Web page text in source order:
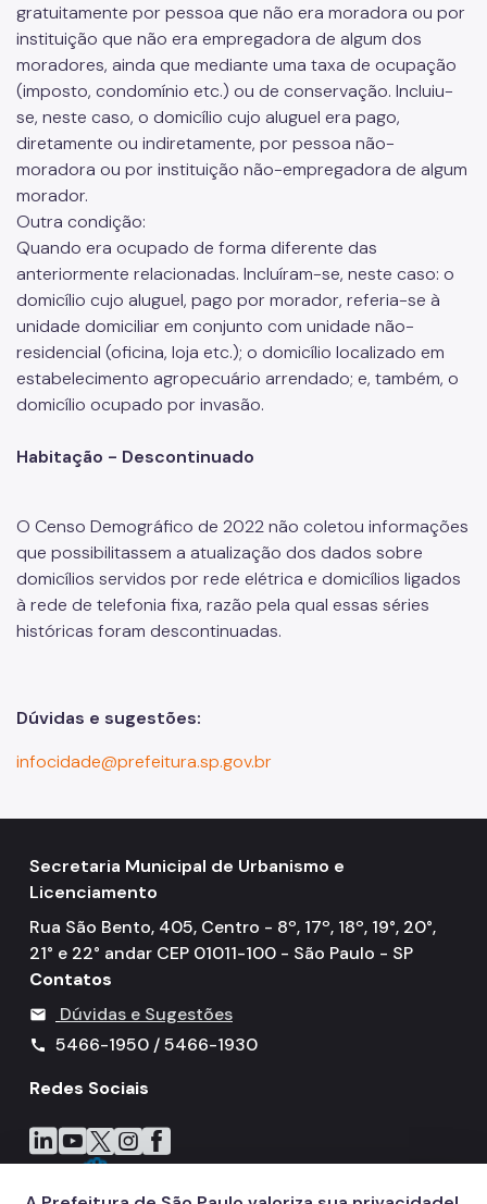
gratuitamente por pessoa que não era moradora ou por
instituição que não era empregadora de algum dos
moradores, ainda que mediante uma taxa de ocupação
(imposto, condomínio etc.) ou de conservação. Incluiu-
se, neste caso, o domicílio cujo aluguel era pago,
diretamente ou indiretamente, por pessoa não-
moradora ou por instituição não-empregadora de algum
morador.
Outra condição:
Quando era ocupado de forma diferente das
anteriormente relacionadas. Incluíram-se, neste caso: o
domicílio cujo aluguel, pago por morador, referia-se à
unidade domiciliar em conjunto com unidade não-
residencial (oficina, loja etc.); o domicílio localizado em
estabelecimento agropecuário arrendado; e, também, o
domicílio ocupado por invasão.
Habitação - Descontinuado
O Censo Demográfico de 2022 não coletou informações
que possibilitassem a atualização dos dados sobre
domicílios servidos por rede elétrica e domicílios ligados
à rede de telefonia fixa, razão pela qual essas séries
históricas foram descontinuadas.
Dúvidas e sugestões:
infocidade@prefeitura.sp.gov.br
Secretaria Municipal de Urbanismo e
Licenciamento
Rua São Bento, 405, Centro - 8º, 17º, 18º, 19°, 20°,
21° e 22° andar CEP 01011-100 - São Paulo - SP
Contatos
mail Dúvidas e Sugestões
call
5466-1950 / 5466-1930
Redes Sociais
Icone do LinkedIn
Icone do YouTube
Icone do X
Icone do Instagram
Icone do Facebook